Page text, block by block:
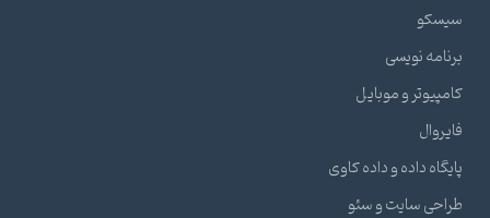
سیسکو
برنامه نویسی
کامپیوتر و موبایل
فایروال
پایگاه داده و داده کاوی
طراحی سایت و سئو